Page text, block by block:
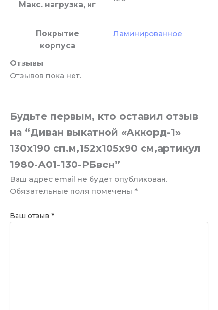
Макс. нагрузка, кг
Покрытие
корпуса
Ламинированное
Отзывы
Отзывов пока нет.
Будьте первым, кто оставил отзыв
на “Диван выкатной «Аккорд-1»
130х190 сп.м,152х105х90 см,артикул
1980-А01-130-РБвен”
Ваш адрес email не будет опубликован.
Обязательные поля помечены *
Ваш отзыв *